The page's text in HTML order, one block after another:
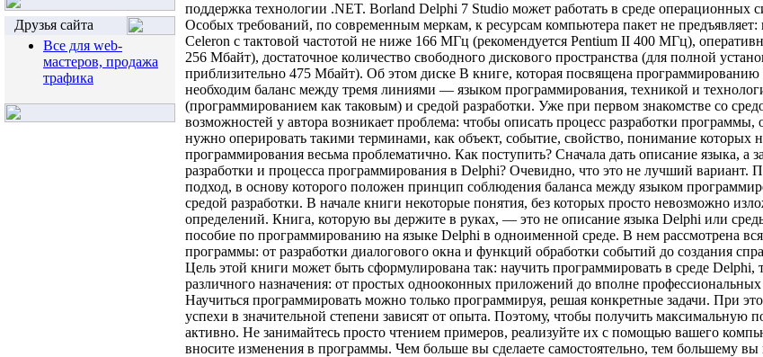
Друзья сайта
Все для web-
мастеров, продажа
трафика
поддержка технологии .NET. Borland Delphi 7 Studio может работать в среде операционных
Особых требований, по современным меркам, к ресурсам компьютера пакет не
Celeron с тактовой частотой не ниже 166 МГц (рекомендуется Pentium II 400 МГц),
256 Мбайт), достаточное количество свободного дискового пространства (для полной
приблизительно 475 Мбайт). Об этом диске В книге, которая посвящена программированию
необходим баланс между тремя линиями — языком программирования, техникой и
(программированием как таковым) и средой разработки. Уже при первом знакомстве со
возможностей у автора возникает проблема: чтобы описать процесс разработки программы,
нужно оперировать такими терминами, как объект, событие, свойство, понимание которых
программирования весьма проблематично. Как поступить? Сначала дать описание языка, а
разработки и процесса программирования в Delphi? Очевидно, что это не лучший вариант.
подход, в основу которого положен принцип соблюдения баланса между языком
средой разработки. В начале книги некоторые понятия, без которых просто невозможно
определений. Книга, которую вы держите в руках, — это не описание языка Delphi или
пособие по программированию на языке Delphi в одноименной среде. В нем рассмотрена вся
программы: от разработки диалогового окна и функций обработки событий до создания
Цель этой книги может быть сформулирована так: научить программировать в среде Delphi,
различного назначения: от простых однооконных приложений до вполне
Научиться программировать можно только программируя, решая конкретные задачи. При
успехи в значительной степени зависят от опыта. Поэтому, чтобы получить максимальную
активно. Не занимайтесь просто чтением примеров, реализуйте их с помощью вашего
вносите изменения в программы. Чем больше вы сделаете самостоятельно, тем большему вы